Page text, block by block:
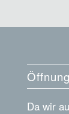
Da wir